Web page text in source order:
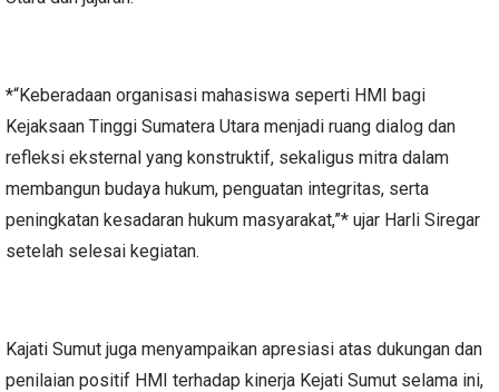
*“Keberadaan organisasi mahasiswa seperti HMI bagi
Kejaksaan Tinggi Sumatera Utara menjadi ruang dialog dan
refleksi eksternal yang konstruktif, sekaligus mitra dalam
membangun budaya hukum, penguatan integritas, serta
peningkatan kesadaran hukum masyarakat,”* ujar Harli Siregar
setelah selesai kegiatan.
Kajati Sumut juga menyampaikan apresiasi atas dukungan dan
penilaian positif HMI terhadap kinerja Kejati Sumut selama ini,